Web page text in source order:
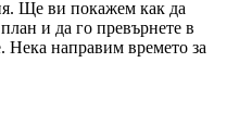
Ще ви покажем как да
и да го превърнете в
Нека направим времето за